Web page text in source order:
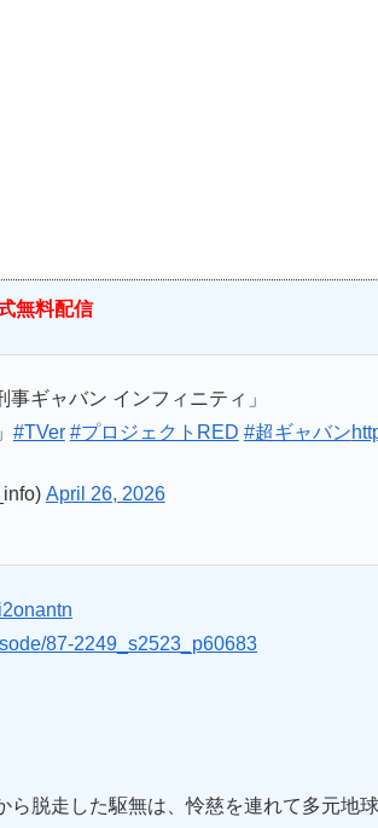
RSS
無料配信
ギャバン インフィニティ」
#TVer #プロジェクトRED #超ギャバン
April 26, 2026
87-2249_s2523_p60683
ら脱走した駆無は、怜慈を連れて多元地